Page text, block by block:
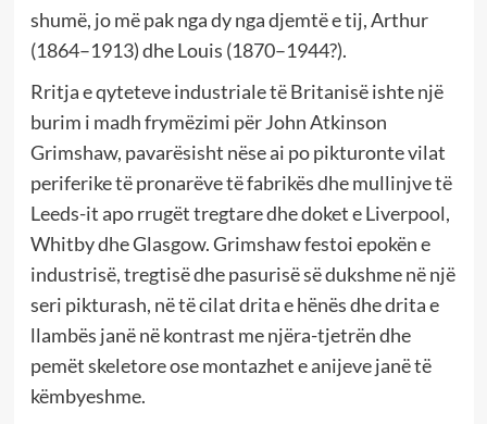
shumë, jo më pak nga dy nga djemtë e tij, Arthur
(1864–1913) dhe Louis (1870–1944?).
Rritja e qyteteve industriale të Britanisë ishte një
burim i madh frymëzimi për John Atkinson
Grimshaw, pavarësisht nëse ai po pikturonte vilat
periferike të pronarëve të fabrikës dhe mullinjve të
Leeds-it apo rrugët tregtare dhe doket e Liverpool,
Whitby dhe Glasgow. Grimshaw festoi epokën e
industrisë, tregtisë dhe pasurisë së dukshme në një
seri pikturash, në të cilat drita e hënës dhe drita e
llambës janë në kontrast me njëra-tjetrën dhe
pemët skeletore ose montazhet e anijeve janë të
këmbyeshme.